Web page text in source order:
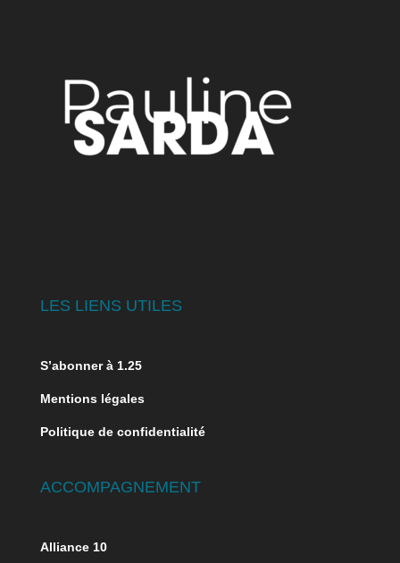
LES LIENS UTILES
S’abonner à 1.25
Mentions légales
Politique de confidentialité
ACCOMPAGNEMENT
Alliance 10